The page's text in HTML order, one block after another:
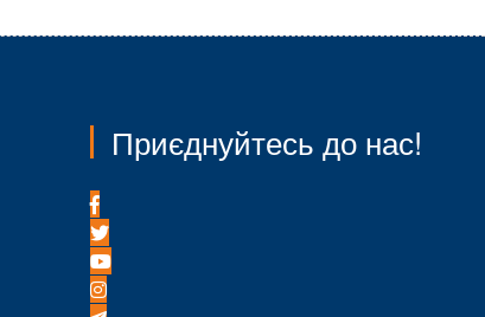
Приєднуйтесь до нас!